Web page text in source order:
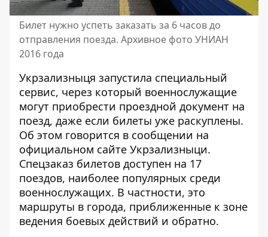
Билет нужно успеть заказать за 6 часов до
отправления поезда. Архивное фото УНИАН
2016 года
Укрзализныця запустила специальный
сервис, через который военнослужащие
могут приобрести проездной документ на
поезд, даже если билеты уже раскуплены.
Об этом говорится в сообщении на
официальном сайте Укрзализныци.
Спецзаказ билетов доступен на 17
поездов, наиболее популярных среди
военнослужащих. В частности, это
маршруты в города, приближенные к зоне
ведения боевых действий и обратно.